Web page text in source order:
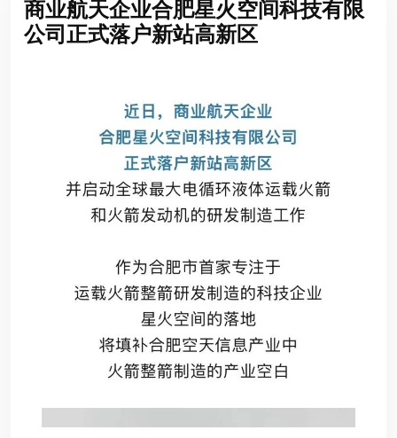
商业航天企业合肥星火空间科技有限
公司正式落户新站高新区